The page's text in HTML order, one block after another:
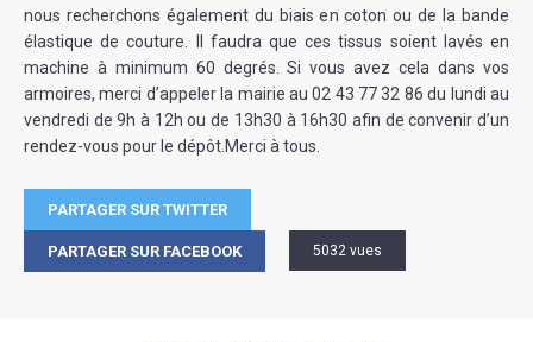
nous recherchons également du biais en coton ou de la bande
élastique de couture. Il faudra que ces tissus soient lavés en
machine à minimum 60 degrés. Si vous avez cela dans vos
armoires, merci d’appeler la mairie au 02 43 77 32 86 du lundi au
vendredi de 9h à 12h ou de 13h30 à 16h30 afin de convenir d’un
rendez-vous pour le dépôt.Merci à tous.
PARTAGER SUR TWITTER
PARTAGER SUR FACEBOOK 5032 vues